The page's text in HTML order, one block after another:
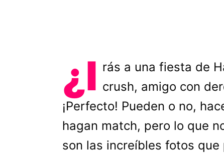
¿I rás a una fiesta de
crush, amigo con
¡Perfecto! Pueden o no,
hagan match, pero lo que
son las increíbles fotos